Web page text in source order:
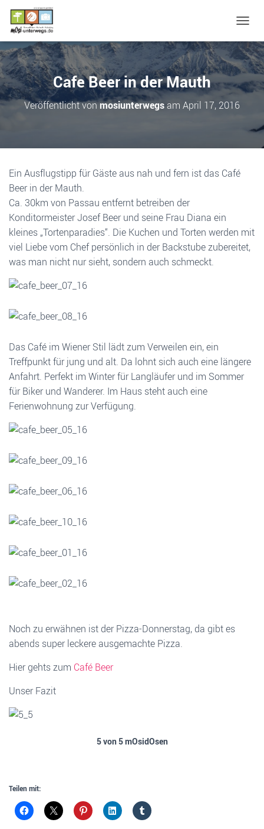
A
V
I
G
A
E
N
Cafe Beer in der Mauth
Veröffentlicht vonmosiunterwegsam April 17, 2016
Ein Ausflugstipp für Gäste aus nah und fern ist das Café
Beer in der Mauth.
Ca. 30km von Passau entfernt betreiben der
Konditormeister Josef Beer und seine Frau Diana ein
kleines „Tortenparadies“. Die Kuchen und Torten werden mit
viel Liebe vom Chef persönlich in der Backstube zubereitet,
was man nicht nur sieht, sondern auch schmeckt.
Das Café im Wiener Stil lädt zum Verweilen ein, ein
Treffpunkt für jung und alt. Da lohnt sich auch eine längere
Anfahrt. Perfekt im Winter für Langläufer und im Sommer
für Biker und Wanderer. Im Haus steht auch eine
Ferienwohnung zur Verfügung.
Noch zu erwähnen ist der Pizza-Donnerstag, da gibt es
abends super leckere ausgemachte Pizza.
Hier gehts zum Café Beer
Unser Fazit
5 von 5 mOsidOsen
Teilen mit: